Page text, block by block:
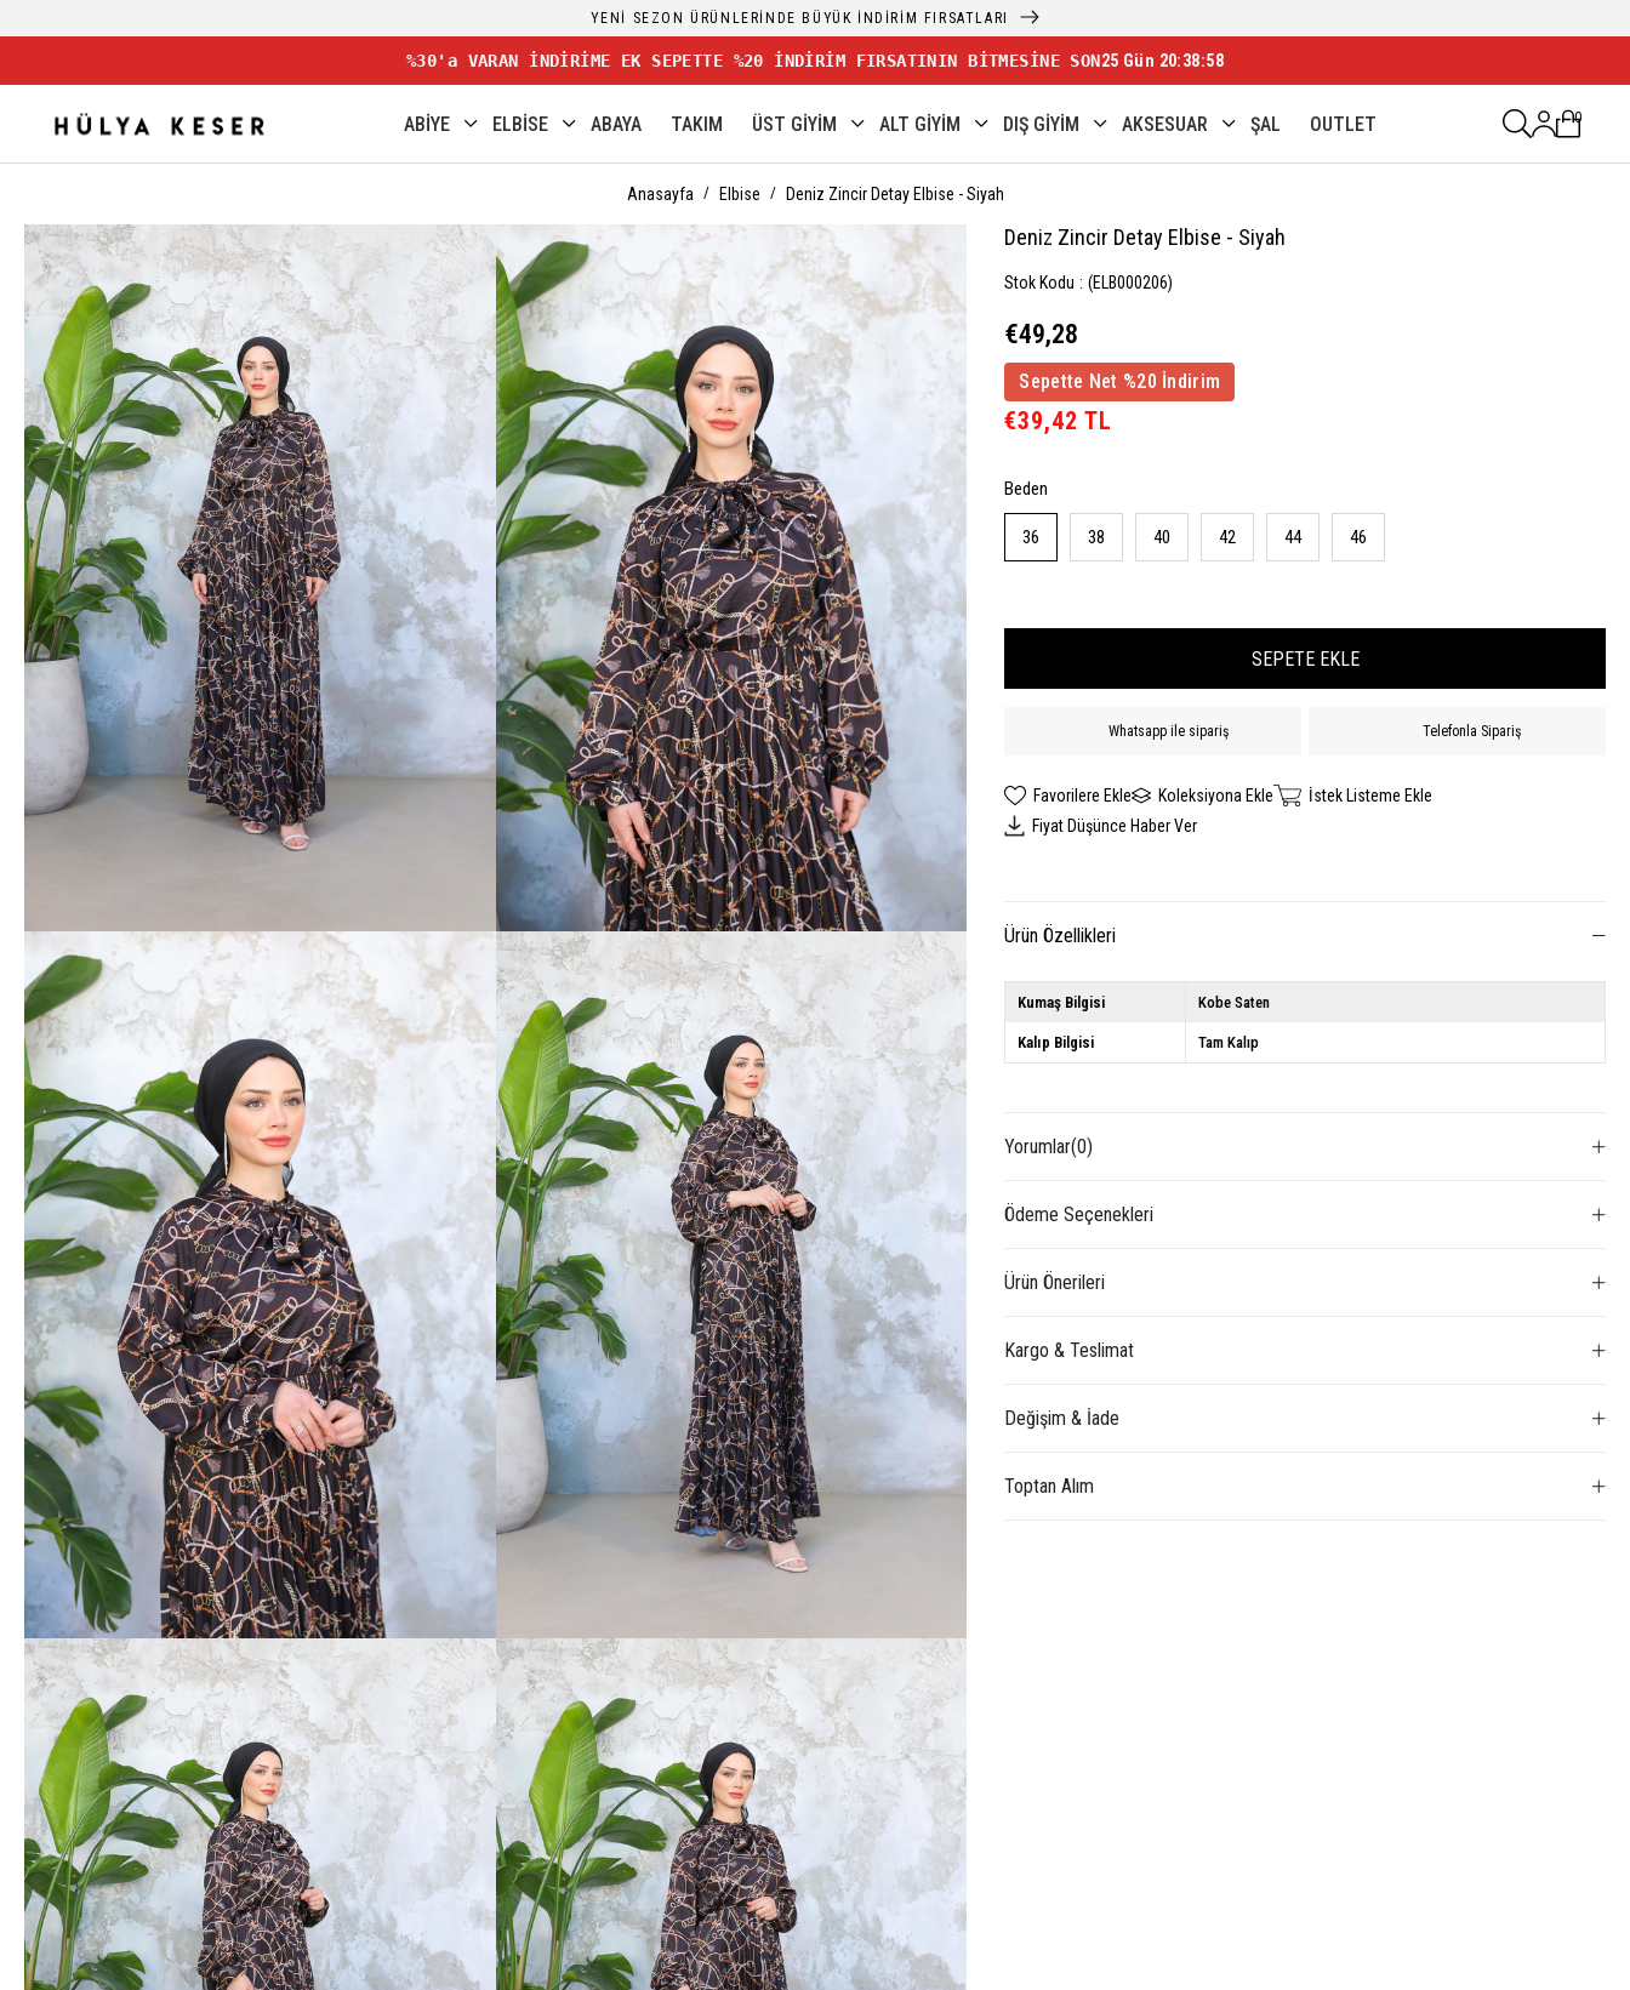
YENİ SEZON ÜRÜNLERİNDE BÜYÜK İNDİRİM FIRSATLARI
%30'a VARAN İNDİRİME EK SEPETTE %20 İNDİRİM FIRSATININ BİTMESİNE SON25 Gün 20:38:55
ABİYE ELBİSE ABAYA TAKIM ÜST GİYİM ALT GİYİM DIŞ GİYİM AKSESUAR ŞAL OUTLET 0
Anasayfa Elbise Deniz Zincir Detay Elbise - Siyah
Deniz Zincir Detay Elbise - Siyah
Stok Kodu (ELB000206)
€49,28
Sepette Net %20 İndirim
€39,42 TL
Beden
36 38 40 42 44 46
Whatsapp ile sipariş Telefonla Sipariş
Favorilere Ekle Koleksiyona Ekle
İstek Listeme Ekle
Fiyat Düşünce Haber Ver
Ürün Özellikleri
Kumaş Bilgisi Kobe Saten
Kalıp Bilgisi Tam Kalıp
Yorumlar(0)
Ödeme Seçenekleri
Ürün Önerileri
Kargo & Teslimat
Değişim & İade
Toptan Alım